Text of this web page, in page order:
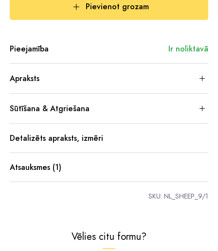
Pievienot grozam
Pieejamība Ir noliktavā
Apraksts
Sūtīšana & Atgriešana
Detalizēts apraksts, izmēri
Atsauksmes (1)
SKU: NL_SHEEP_9/1
Vēlies citu formu?